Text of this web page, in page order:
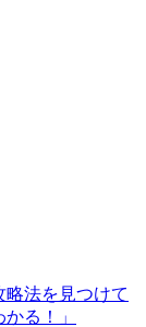
法を見つけて
る！」